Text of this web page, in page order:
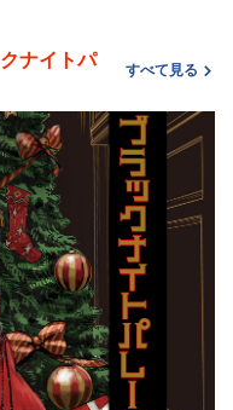
ナイトパ
すべて見る